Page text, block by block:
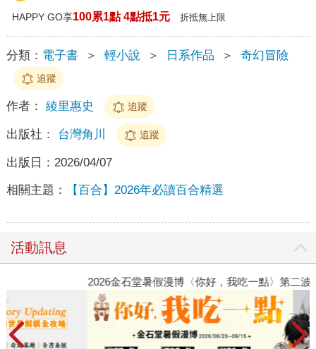
HAPPY GO享100累1點 4點抵1元 折抵無上限
分類： 電子書 ＞ 輕小說 ＞ 日系作品 ＞ 奇幻冒險
追蹤
作者： 綾里惠史 追蹤
出版社： 台灣角川 追蹤
出版日： 2026/04/07
相關主題： 【百合】2026年必讀百合精選
活動訊息
2026金石堂暑假漫博〈你好，我吃一點〉第二波